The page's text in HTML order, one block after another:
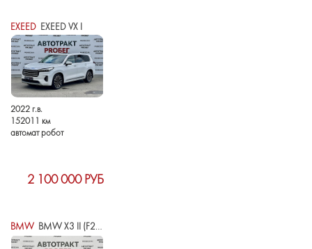
EXEED EXEED VX I
2022 г.в.
152011 км
автомат робот
2 100 000 РУБ
BMW BMW X3 II (F25) РЕСТАЙЛИНГ